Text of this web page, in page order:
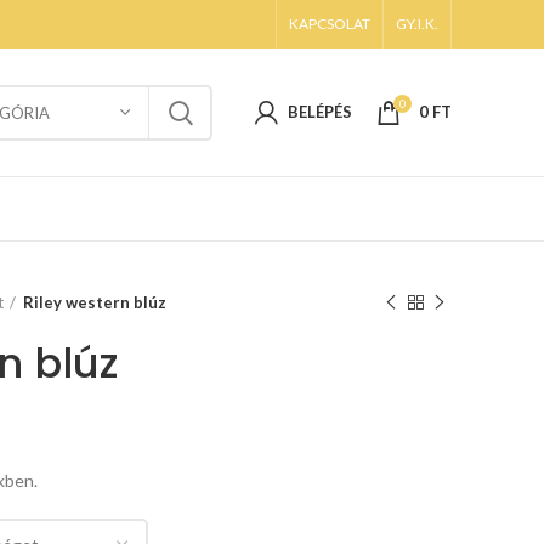
KAPCSOLAT GY.I.K.
BELÉPÉS 0 0 FT
Riley western blúz
blúz